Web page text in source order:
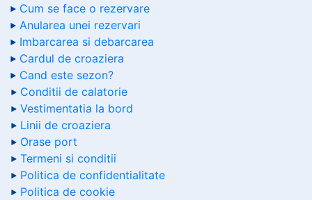
Cum se face o rezervare
Anularea unei rezervari
Imbarcarea si debarcarea
Cardul de croaziera
Cand este sezon?
Conditii de calatorie
Vestimentatia la bord
Linii de croaziera
Orase port
Termeni si conditii
Politica de confidentialitate
Politica de cookie